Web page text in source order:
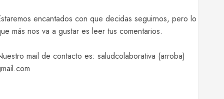
encantados con que decidas seguirnos, pero lo
más nos va a gustar es leer tus comentarios.
mail de contacto es: saludcolaborativa (arroba)